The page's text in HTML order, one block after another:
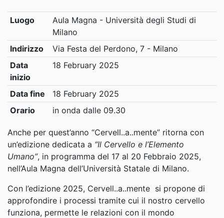
Luogo
Aula Magna - Università degli Studi di
Milano
Indirizzo
Via Festa del Perdono, 7 - Milano
Data
inizio
18 February 2025
Data fine
18 February 2025
Orario
in onda dalle 09.30
Anche per quest’anno “Cervell..a..mente” ritorna con
un’edizione dedicata a “Il Cervello e l’Elemento
Umano”, in programma del 17 al 20 Febbraio 2025,
nell’Aula Magna dell’Università Statale di Milano.
Con l’edizione 2025, Cervell..a..mente si propone di
approfondire i processi tramite cui il nostro cervello
funziona, permette le relazioni con il mondo